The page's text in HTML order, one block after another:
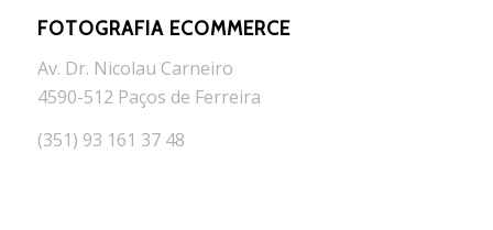
FOTOGRAFIA ECOMMERCE
Av. Dr. Nicolau Carneiro
4590-512 Paços de Ferreira
(351) 93 161 37 48